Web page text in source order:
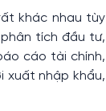
khác nhau tùy
tích đầu tư,
cáo tài chính,
xuất nhập khẩu,